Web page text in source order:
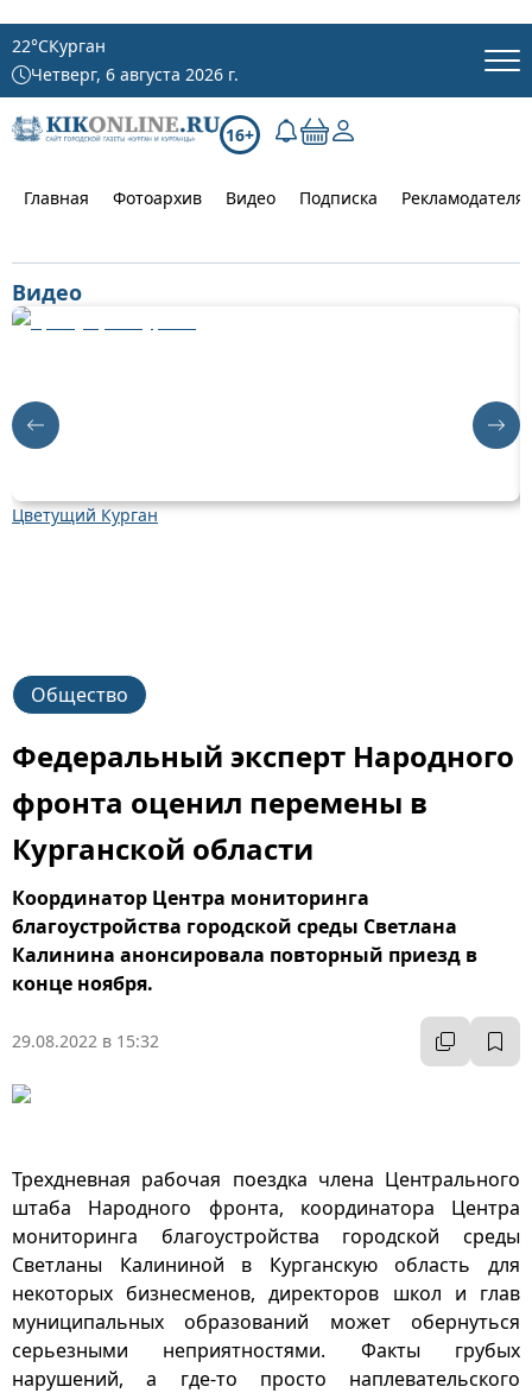
22°CКурган
Четверг, 6 августа 2026 г.
16+
Главная Фотоархив Видео Подписка
Видео
Цветущий Курган
Общество
Федеральный эксперт Народного
фронта оценил перемены в
Курганской области
Координатор Центра мониторинга
благоустройства городской среды Светлана
Калинина анонсировала повторный приезд в
конце ноября.
29.08.2022 в 15:32
Трехдневная рабочая поездка члена Центрального
штаба Народного фронта, координатора Центра
мониторинга благоустройства городской среды
Светланы Калининой в Курганскую область для
некоторых бизнесменов, директоров школ и глав
муниципальных образований может обернуться
серьезными неприятностями. Факты грубых
нарушений, а где-то просто наплевательского